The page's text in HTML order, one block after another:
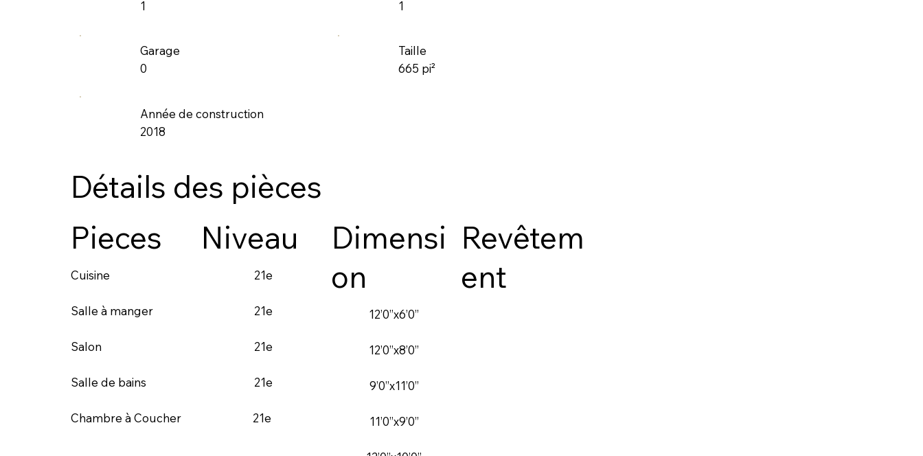
1
1
Garage
0
Année de construction
2018
Taille
665 pi²
Détails des pièces
Pieces
Cuisine
Salle à manger
Salon
Salle de bains
Chambre à Coucher
Niveau
21e
21e
21e
21e
21e
Dimensi
on
12’0’’x6’0’’
12’0’’x8’0’’
9’0’’x11’0’’
11’0’’x9’0’’
Revêtem
ent